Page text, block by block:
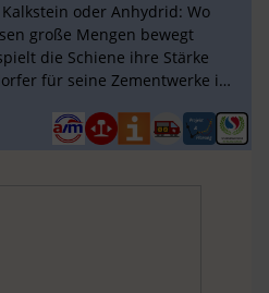
oder Anhydrid: Wo
große Mengen bewegt
die Schiene ihre Stärke
für seine Zementwerke in